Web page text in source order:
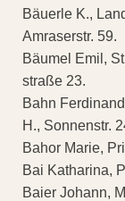
Bäuerle K.,
Amraserstr. 59.
Bäumel Emil,
straße 23.
Bahn
H., Sonnenstr.
Bahor Marie,
Bai Katharina,
Baier Johann,